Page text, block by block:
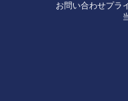
お問い合わせプラ